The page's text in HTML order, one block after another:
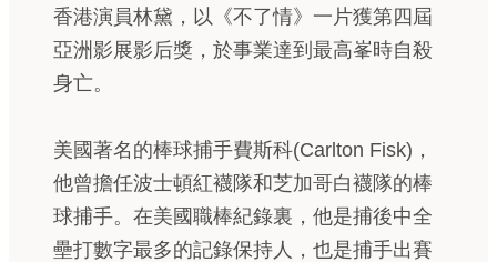
香港演員林黛，以《不了情》一片獲第四屆
亞洲影展影后獎，於事業達到最高峯時自殺
身亡。
美國著名的棒球捕手費斯科(Carlton Fisk)，
他曾擔任波士頓紅襪隊和芝加哥白襪隊的棒
球捕手。在美國職棒紀錄裏，他是捕後中全
壘打數字最多的記錄保持人，也是捕手出賽